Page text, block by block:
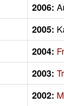
2006:
2005:
2004:
2003:
2002: